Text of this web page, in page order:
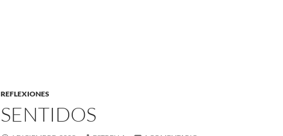
REFLEXIONES
SENTIDOS